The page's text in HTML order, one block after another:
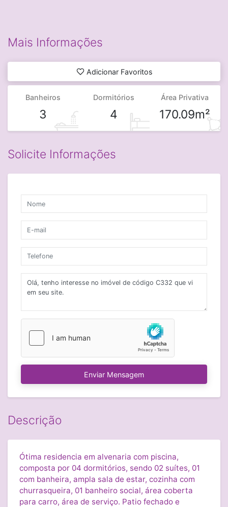
Mais Informações
Adicionar Favoritos
Banheiros
3
Dormitórios
4
Área Privativa
170.09m²
Solicite Informações
Enviar Mensagem
Descrição
Ótima residencia em alvenaria com piscina,
composta por 04 dormitórios, sendo 02 suítes, 01
com banheira, ampla sala de estar, cozinha com
churrasqueira, 01 banheiro social, área coberta
para carro, área de serviço. Patio fechado e